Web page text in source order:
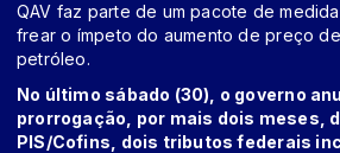
QAV faz parte de um pacote de
frear o ímpeto do aumento de preço
petróleo.
No último sábado (30), o governo
prorrogação, por mais dois meses,
PIS/Cofins, dois tributos federais